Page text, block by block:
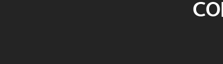
후원회원 가입